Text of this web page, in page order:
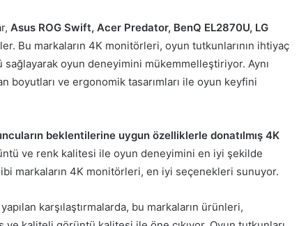
Asus ROG Swift, Acer Predator, BenQ EL2870U, LG
Bu markaların 4K monitörleri, oyun tutkunlarının ihtiyaç
oyun deneyimini mükemmelleştiriyor. Aynı
boyutları ve ergonomik tasarımları ile oyun keyfini
beklentilerine uygun özelliklerle donatılmış 4K
ve renk kalitesi ile oyun deneyimini en iyi şekilde
markaların 4K monitörleri, en iyi seçenekleri sunuyor.
karşılaştırmalarda, bu markaların ürünleri,